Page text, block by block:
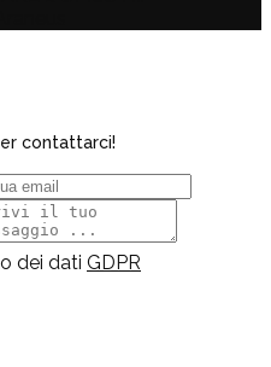
contattarci!
dei dati GDPR